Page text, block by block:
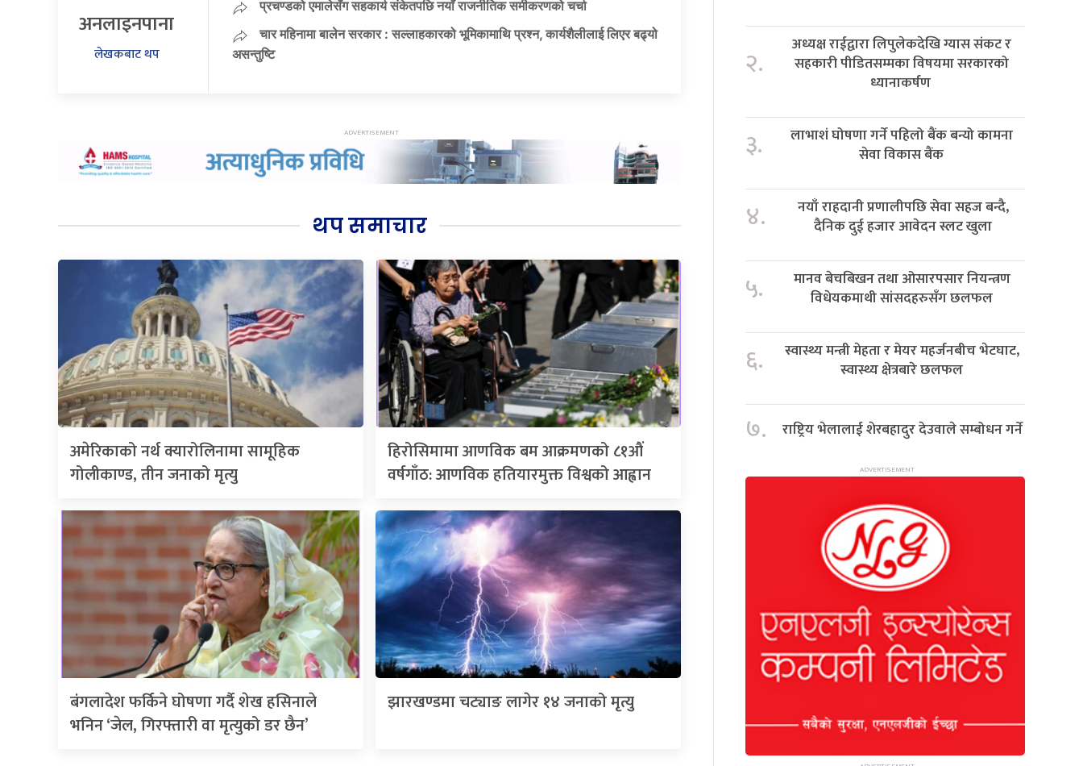
अनलाइनपाना
लेखकबाट थप
प्रचण्डको एमालेसँग सहकार्य संकेतपछि नयाँ राजनीतिक समीकरणको चर्चा
चार महिनामा बालेन सरकार : सल्लाहकारको भूमिकामाथि प्रश्न, कार्यशैलीलाई लिएर बढ्यो
असन्तुष्टि
थप समाचार
अमेरिकाको नर्थ क्यारोलिनामा सामूहिक
गोलीकाण्ड, तीन जनाको मृत्यु
हिरोसिमामा आणविक बम आक्रमणको ८१औं
वर्षगाँठ: आणविक हतियारमुक्त विश्वको आह्वान
बंगलादेश फर्किने घोषणा गर्दै शेख हसिनाले
भनिन ‘जेल, गिरफ्तारी वा मृत्युको डर छैन’
झारखण्डमा चट्याङ लागेर १४ जनाको मृत्यु
२.
अध्यक्ष राईद्वारा लिपुलेकदेखि ग्यास संकट र
सहकारी पीडितसम्मका विषयमा सरकारको
ध्यानाकर्षण
३.
लाभाशं घोषणा गर्ने पहिलो बैंक बन्यो कामना
सेवा विकास बैंक
४.
नयाँ राहदानी प्रणालीपछि सेवा सहज बन्दै,
दैनिक दुई हजार आवेदन स्लट खुला
५.
मानव बेचबिखन तथा ओसारपसार नियन्त्रण
विधेयकमाथी सांसदहरुसँग छलफल
६.
स्वास्थ्य मन्त्री मेहता र मेयर महर्जनबीच भेटघाट,
स्वास्थ्य क्षेत्रबारे छलफल
७. राष्ट्रिय भेलालाई शेरबहादुर देउवाले सम्बोधन गर्ने